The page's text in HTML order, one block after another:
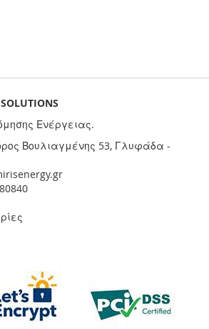
Ενέργειας.
Βουλιαγμένης 53, Γλυφάδα -